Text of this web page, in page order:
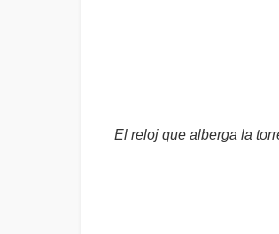
El reloj que alberga la